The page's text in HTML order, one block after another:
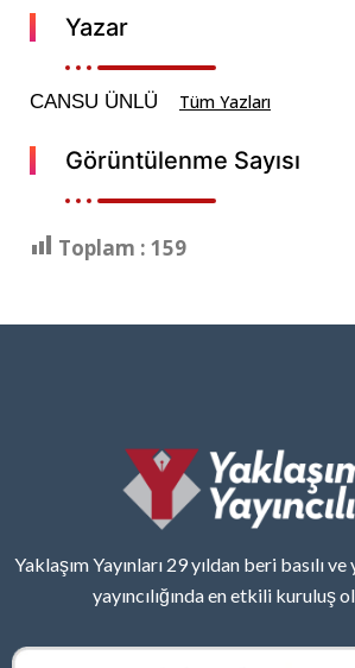
Yazar
CANSU ÜNLÜ Tüm Yazları
Görüntülenme Sayısı
Toplam : 159
Yaklaşım Yayınları 29 yıldan beri basılı
yayıncılığında en etkili kuruluş